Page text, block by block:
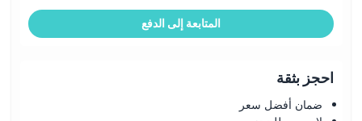
المتابعة إلى الدفع
احجز بثقة
ضمان أفضل سعر